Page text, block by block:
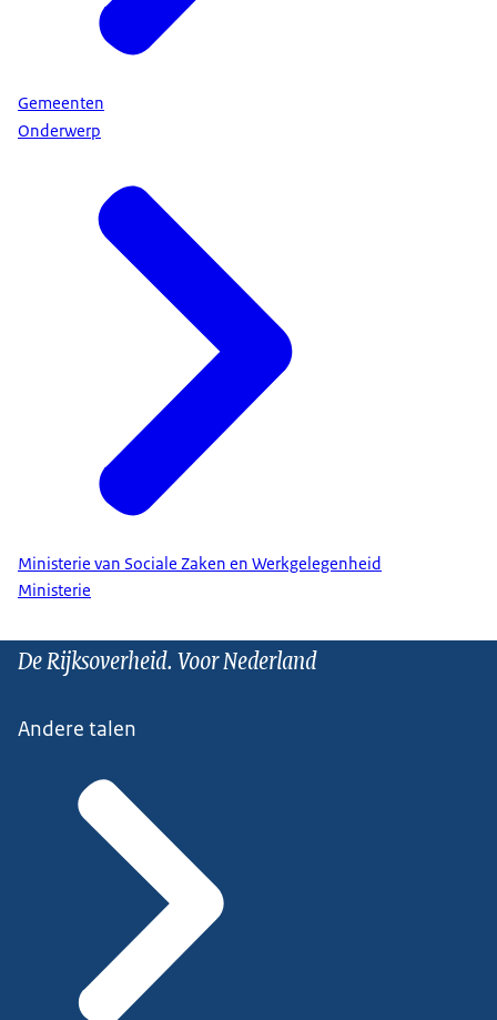
Gemeenten
Onderwerp
Ministerie van Sociale Zaken en Werkgelegenheid
Ministerie
De Rijksoverheid. Voor Nederland
Andere talen